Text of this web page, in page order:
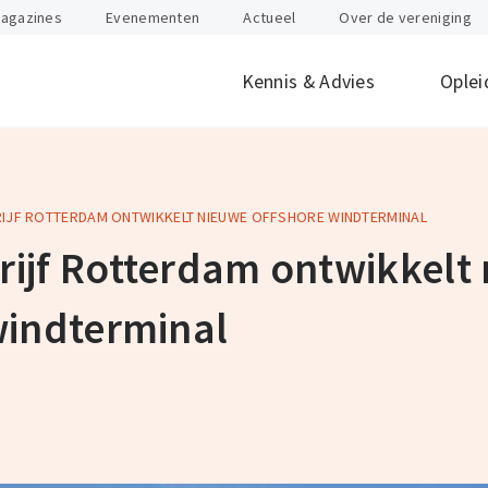
Kennis & Advies
Internationaal
ondernemen
Juridisch
Btw Douane
Gevaarlijke stoffen Heftruck &
Logistiek Management
Evenementen Actueel Over de vereniging
ROTTERDAM ONTWIKKELT NIEUWE OFFSHORE WINDTERMINAL
Rotterdam ontwikkelt